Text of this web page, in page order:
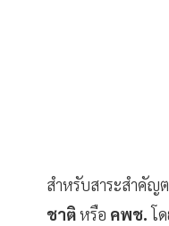
สำหรับสาระสำคั
ชาติหรือ คพช.โ